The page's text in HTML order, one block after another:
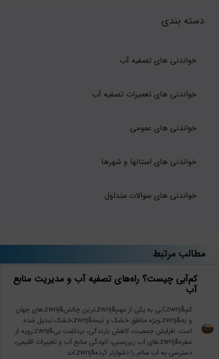
دسته بندی
خواندنی های تصفیه آب
خواندنی های تعمیرات تصفیه آب
خواندنی های عمومی
خواندنی های استانها و شهرها
خواندنی های سوالات متداول
مطالب مرتبط
کم‌آبی چیست؟ راه‌های تصفیه آب و مدیریت منابع
آب
کم&zwnj;آبی به یکی از مهم&zwnj;ترین چالش&zwnj;های جهان
و به&zwnj;ویژه مناطق خشک و نیمه&zwnj;خشک تبدیل شده
است. افزایش جمعیت، کاهش بارندگی، برداشت بی&zwnj;رویه از
سفره&zwnj;های آب زیرزمینی، آلودگی منابع آب و تغییرات اقلیمی،
دسترسی به آب سالم را دشوارتر کرده&zwnj;اند.
نیلان واتر
معمولا در لحظه پاسخگوی شما
هستیم.